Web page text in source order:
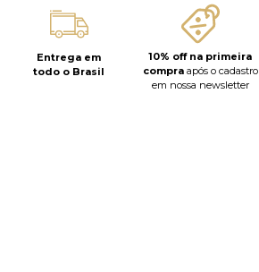
Entrega em
todo o Brasil
10% off na primeira
compraapós o cadastro
em nossa newsletter